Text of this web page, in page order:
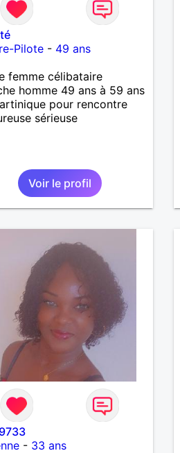
Pilote- 49 ans
femme célibataire
homme 49 ans à 59 ans
pour rencontre
sérieuse
Voir le profil
- 33 ans